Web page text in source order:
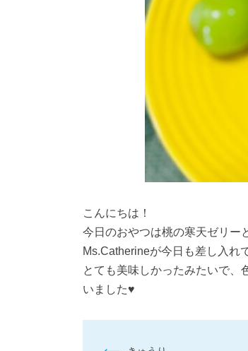
こんにちは！
今日のおやつは桃の寒天ゼリ
Ms.Catherineが今日も差し入れ
とても美味しかったみたいで、
いました♥